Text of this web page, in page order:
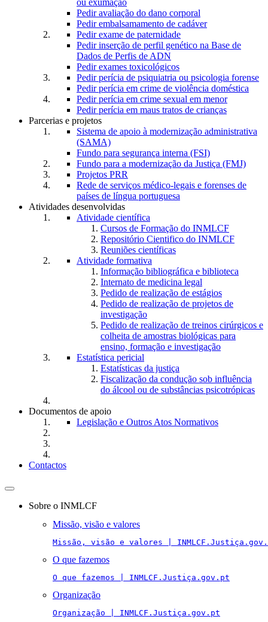
ou exumação
Pedir avaliação do dano corporal
Pedir embalsamamento de cadáver
Pedir exame de paternidade
Pedir inserção de perfil genético na Base de
Dados de Perfis de ADN
Pedir exames toxicológicos
Pedir perícia de psiquiatria ou psicologia forense
Pedir perícia em crime de violência doméstica
Pedir perícia em crime sexual em menor
Pedir perícia em maus tratos de crianças
Parcerias e projetos
Sistema de apoio à modernização administrativa
(SAMA)
Fundo para segurança interna (FSI)
Fundo para a modernização da Justiça (FMJ)
Projetos PRR
Rede de serviços médico-legais e forenses de
países de língua portuguesa
Atividades desenvolvidas
Atividade científica
Cursos de Formação do INMLCF
Repositório Cientifico do INMLCF
Reuniões científicas
Atividade formativa
Informação bibliográfica e biblioteca
Internato de medicina legal
Pedido de realização de estágios
Pedido de realização de projetos de
investigação
Pedido de realização de treinos cirúrgicos e
colheita de amostras biológicas para
ensino, formação e investigação
Estatística pericial
Estatísticas da justiça
Fiscalização da condução sob influência
do álcool ou de substâncias psicotrópicas
Documentos de apoio
Legislação e Outros Atos Normativos
Contactos
Toggle
navigationSobre o INMLCF
Missão, visão e valores
Missão, visão e valores |
O que fazemos
O que fazemos | INMLCF.Justiça.gov.pt
Organização
Organização | INMLCF.Justiça.gov.pt